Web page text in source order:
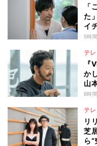
「
た
イ
響
5時
テ
『
か
山
6時
テ
リ
芝
ら